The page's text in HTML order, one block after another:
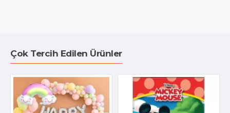
Çok Tercih Edilen Ürünler